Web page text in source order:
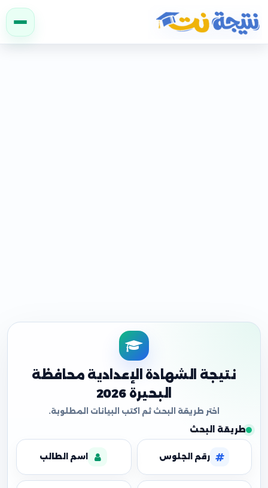
نتيجة نت
نتيجة الشهادة الإعدادية محافظة
البحيرة 2026
طريقة البحث
رقم الجلوس اسم الطالب